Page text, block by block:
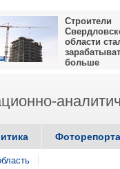
Строители
области
больше